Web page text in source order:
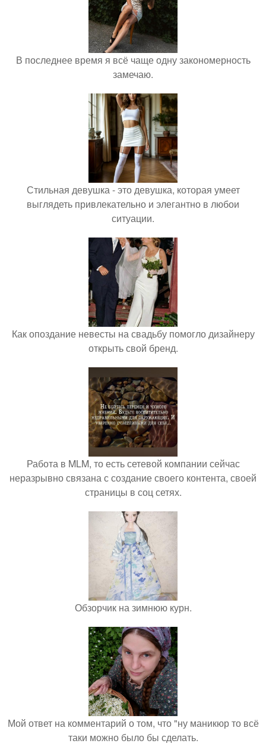
В последнее время я всё чаще одну закономерность
замечаю.
Стильная девушка - это девушка, которая умеет
выглядеть привлекательно и элегантно в любои
ситуации.
Как опоздание невесты на свадьбу помогло дизайнеру
открыть свой бренд.
Работа в MLM, то есть сетевой компании сейчас
неразрывно связана с создание своего контента, своей
страницы в соц сетях.
Обзорчик на зимнюю курн.
Мой ответ на комментарий о том, что "ну маникюр то всё
таки можно было бы сделать.